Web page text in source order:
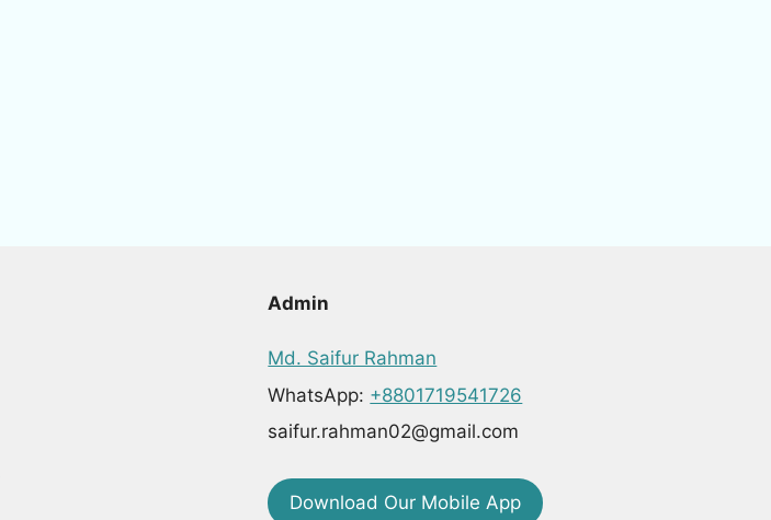
Admin
Md. Saifur Rahman
WhatsApp: +8801719541726
saifur.rahman02@gmail.com
Download Our Mobile App